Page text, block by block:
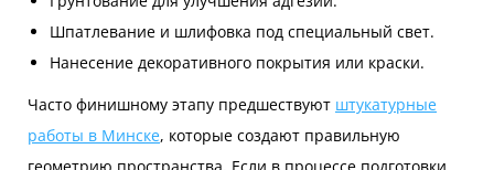
Шпатлевание и шлифовка под специальный свет.
Нанесение декоративного покрытия или краски.
Часто финишному этапу предшествуют штукатурные
работы в Минске, которые создают правильную